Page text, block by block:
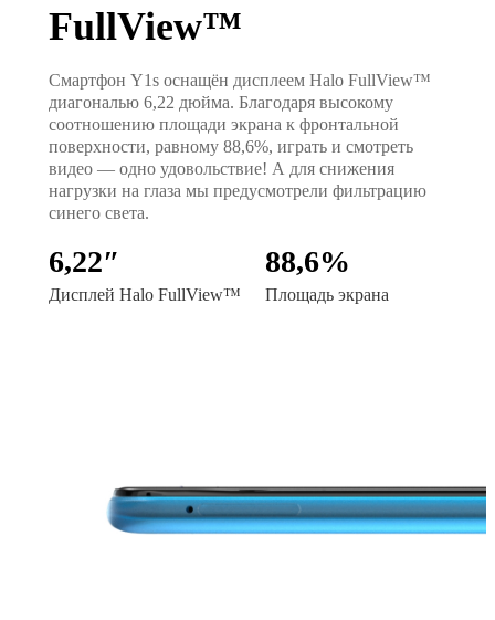
FullView™
Смартфон Y1s оснащён дисплеем Halo FullView™
диагональю 6,22 дюйма. Благодаря высокому
соотношению площади экрана к фронтальной
поверхности, равному 88,6%, играть и смотреть
видео — одно удовольствие! А для снижения
нагрузки на глаза мы предусмотрели фильтрацию
синего света.
6,22″
Дисплей Halo FullView™
88,6%
Площадь экрана